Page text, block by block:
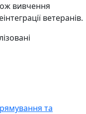
вивчення
ветеранів.
та